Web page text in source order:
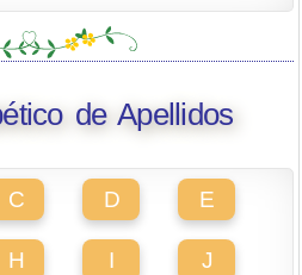
de Apellidos
C D E
H I J